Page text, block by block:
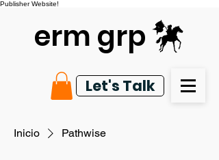
Publisher Website!
erm grp
Let's Talk
Inicio Pathwise